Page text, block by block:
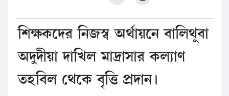
শিক্ষকদের নিজস্ব অর্থায়নে বালিথুবা
অদুদীয়া দাখিল মাদ্রাসার কল্যাণ
তহবিল থেকে বৃত্তি প্রদান।